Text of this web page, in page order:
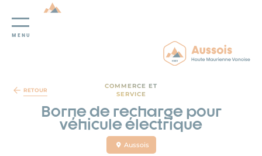
Panneau de gestion des cookies
MENU
RETOUR
COMMERCE ET
SERVICE
Borne de recharge pour
véhicule électrique
Aussois